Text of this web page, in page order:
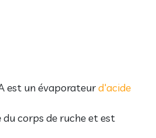
est un évaporateurd'acide
du corps de ruche et est